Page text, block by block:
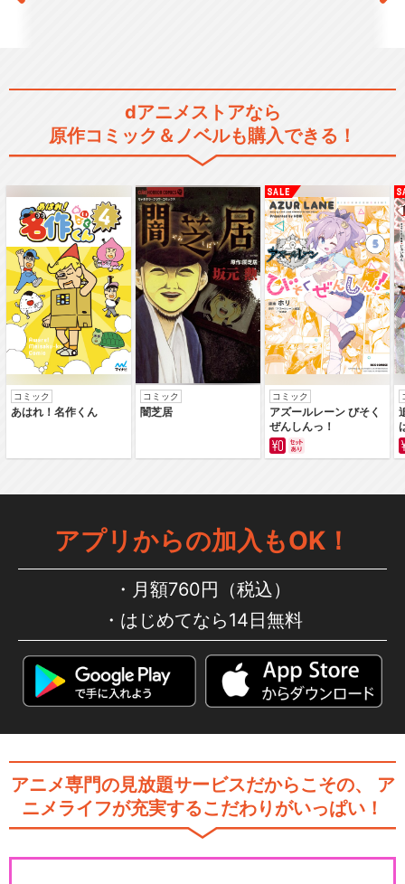
dアニメストアなら
原作コミック＆ノベルも購入できる！
コミック
あはれ！名作くん
コミック
闇芝居
コミック
アズールレーン びそく
ぜんしんっ！
アプリからの加入もOK！
月額760円（税込）
はじめてなら14日無料
アニメ専門の見放題サービスだからこその、
ア
ニメライフが充実するこだわりがいっぱい！